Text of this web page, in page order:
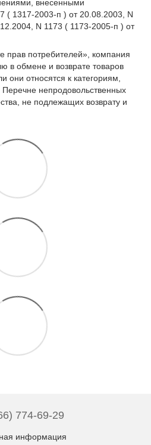
внесенными
( 1317-2003-п ) от 20.08.2003, N
N 1173 ( 1173-2005-п ) от
прав потребителей» , компания
в обмене и возврате товаров
они относятся к категориям,
Перечне непродовольственных
не подлежащих возврату и
774-69-29
информация